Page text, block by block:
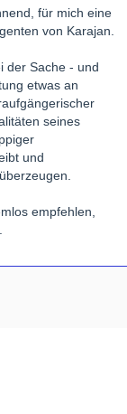
für mich eine
von Karajan.
der Sache - und
etwas an
seines
und
empfehlen,